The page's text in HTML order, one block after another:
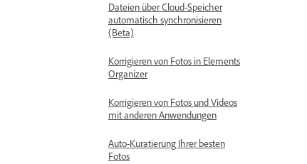
Dateien über Cloud-Speicher
automatisch synchronisieren
(Beta)
Korrigieren von Fotos in Elements
Organizer
Korrigieren von Fotos und Videos
mit anderen Anwendungen
Auto-Kuratierung Ihrer besten
Fotos